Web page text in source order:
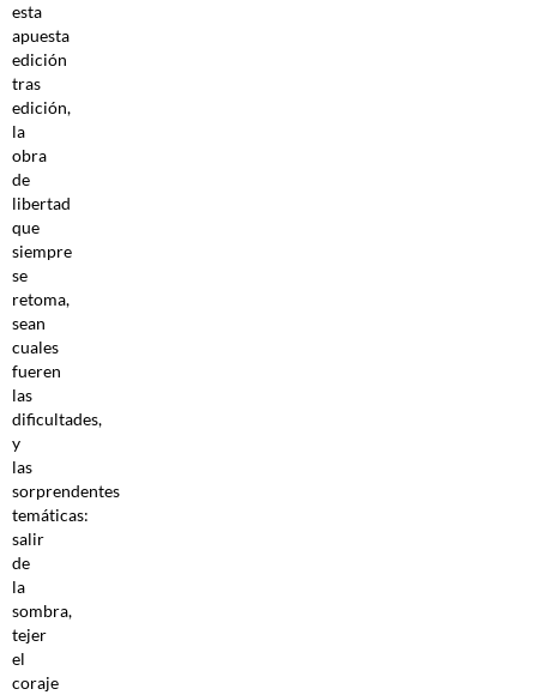
esta
apuesta
edición
tras
edición,
la
obra
de
libertad
que
siempre
se
retoma,
sean
cuales
fueren
las
dificultades,
y
las
sorprendentes
temáticas:
salir
de
la
sombra,
tejer
el
coraje